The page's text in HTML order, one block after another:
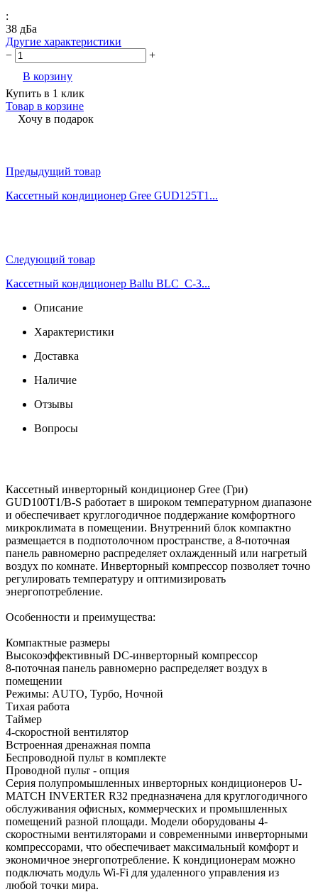
:
38 дБа
Другие характеристики
−
+
В корзину
Купить в 1 клик
Товар в корзине
Хочу в подарок
Предыдущий товар
Кассетный кондиционер Gree GUD125T1...
Следующий товар
Кассетный кондиционер Ballu BLC_C-3...
Описание
Характеристики
Доставка
Наличие
Отзывы
Вопросы
Кассетный инверторный кондиционер Gree (Гри)
GUD100T1/B-S работает в широком температурном диапазоне
и обеспечивает круглогодичное поддержание комфортного
микроклимата в помещении. Внутренний блок компактно
размещается в подпотолочном пространстве, а 8-поточная
панель равномерно распределяет охлажденный или нагретый
воздух по комнате. Инверторный компрессор позволяет точно
регулировать температуру и оптимизировать
энергопотребление.
Особенности и преимущества:
Компактные размеры
Высокоэффективный DC-инверторный компрессор
8-поточная панель равномерно распределяет воздух в
помещении
Режимы: AUTO, Турбо, Ночной
Тихая работа
Таймер
4-скоростной вентилятор
Встроенная дренажная помпа
Беспроводной пульт в комплекте
Проводной пульт - опция
Серия полупромышленных инверторных кондиционеров U-
MATCH INVERTER R32 предназначена для круглогодичного
обслуживания офисных, коммерческих и промышленных
помещений разной площади. Модели оборудованы 4-
скоростными вентиляторами и современными инверторными
компрессорами, что обеспечивает максимальный комфорт и
экономичное энергопотребление. К кондиционерам можно
подключать модуль Wi-Fi для удаленного управления из
любой точки мира.